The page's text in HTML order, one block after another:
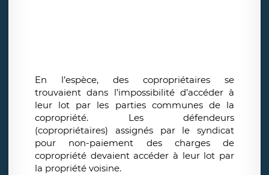
En l’espèce, des copropriétaires se
trouvaient dans l’impossibilité d’accéder à
leur lot par les parties communes de la
copropriété. Les défendeurs
(copropriétaires) assignés par le syndicat
pour non-paiement des charges de
copropriété devaient accéder à leur lot par
la propriété voisine.